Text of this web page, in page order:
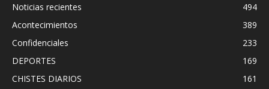
Noticias recientes
494
Acontecimientos
389
Confidenciales
233
DEPORTES
169
CHISTES DIARIOS
161